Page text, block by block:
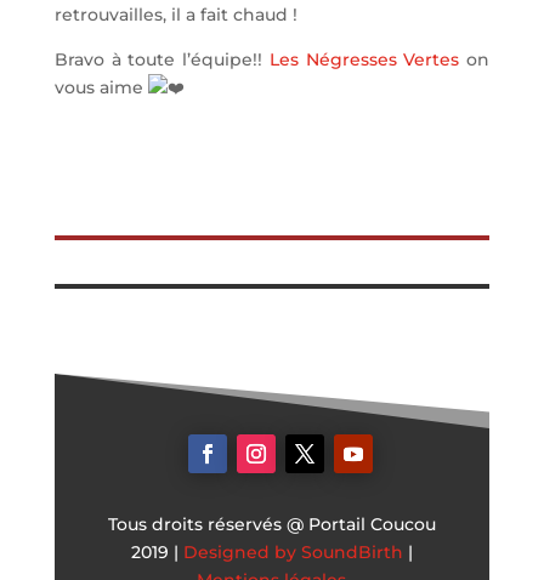
retrouvailles, il a fait chaud !
Bravo à toute l’équipe!! Les Négresses Vertes on
vous aime
Tous droits réservés @ Portail Coucou
2019 | Designed by SoundBirth |